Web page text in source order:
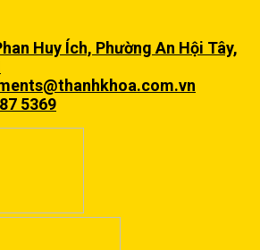
Huy Ích, Phường An Hội Tây,
5369